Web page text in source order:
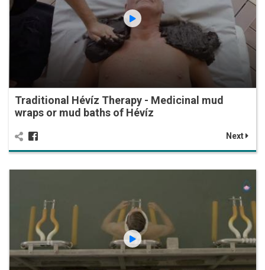
Traditional Hévíz Therapy - Medicinal mud
wraps or mud baths of Hévíz
Next